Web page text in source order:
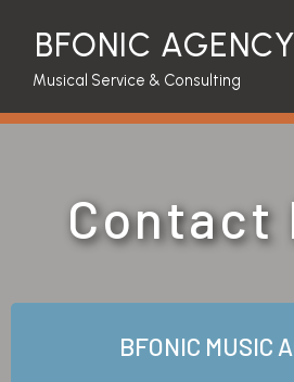
BFONIC AGENCY
Musical Service & Consulting
Contact
BFONIC MUSIC